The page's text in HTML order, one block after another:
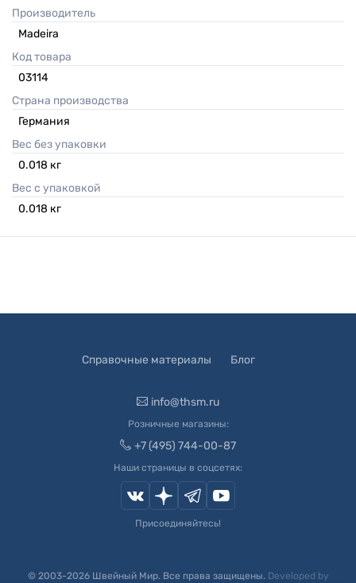
Производитель
Madeira
Код товара
03114
Страна производства
Германия
Вес без упаковки
0.018 кг
Вес с упаковкой
0.018 кг
Справочные материалы Блог
info@thsm.ru
Розничные магазины:
+7 (495) 744-00-87
Наши страницы в соцсетях:
Присоединяйтесь!
© 2003-2026Швейный Мир. Все права защищены. Developed by